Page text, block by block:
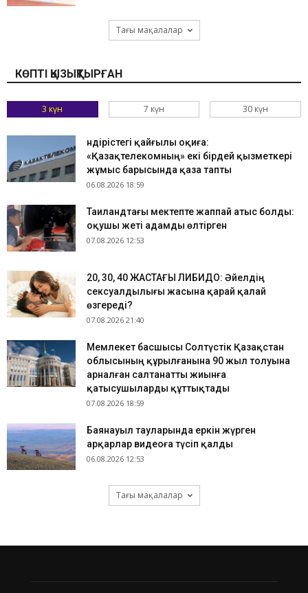
Тағы мақалалар
КӨПТІ ҚЫЗЫҚТЫРҒАН
3 күн 7 күн 30 күн
Өндірістегі қайғылы оқиға:
«Қазақтелекомның» екі бірдей қызметкері
жұмыс барысында қаза тапты
06.08.2026 18:59
Таиландтағы мектепте жаппай атыс болды:
оқушы жеті адамды өлтірген
07.08.2026 12:53
​20, 30, 40 ЖАСТАҒЫ ЛИБИДО: Әйелдің
сексуалдылығы жасына қарай қалай
өзгереді?
07.08.2026 21:40
Мемлекет басшысы Солтүстік Қазақстан
облысының құрылғанына 90 жыл толуына
арналған салтанатты жиынға
қатысушыларды құттықтады
07.08.2026 18:59
Баянауыл тауларында еркін жүрген
арқарлар видеоға түсіп қалды
06.08.2026 12:53
Тағы мақалалар